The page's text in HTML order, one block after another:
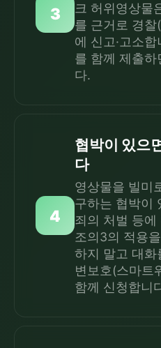
3
크 허위영상물
를 근거로 경
에 신고·고소
를 함께 제출하
다.
4
협박이 있으
다
영상물을 빌미
구하는 협박이
죄의 처벌 등
조의3의 적용
하지 말고 대화
변보호(스마트
함께 신청합니